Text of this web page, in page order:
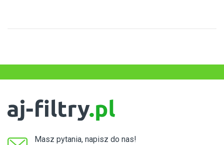
Masz pytania, napisz do nas!